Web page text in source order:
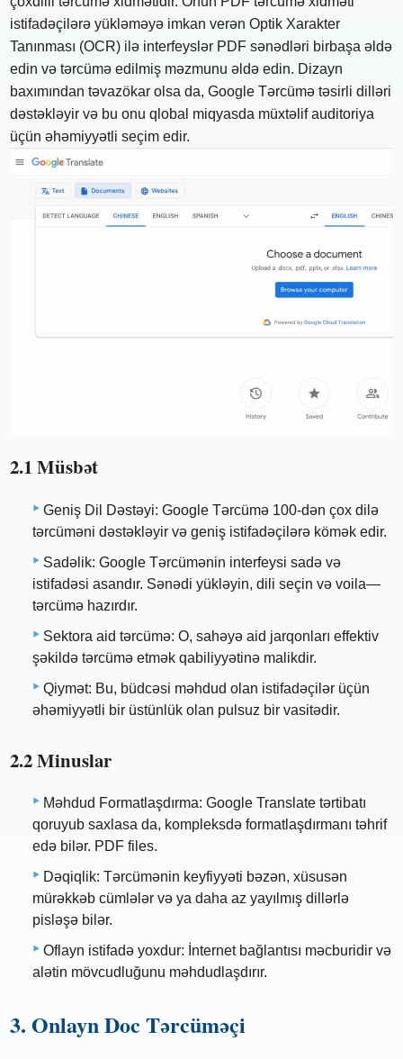
istifadəçilərə yükləməyə imkan verən Optik Xarakter
Tanınması (OCR) ilə interfeyslər PDF sənədləri birbaşa əldə
edin və tərcümə edilmiş məzmunu əldə edin. Dizayn
baxımından təvazökar olsa da, Google Tərcümə təsirli dilləri
dəstəkləyir və bu onu qlobal miqyasda müxtəlif auditoriya
üçün əhəmiyyətli seçim edir.
2.1 Müsbət
Geniş Dil Dəstəyi: Google Tərcümə 100-dən çox dilə
tərcüməni dəstəkləyir və geniş istifadəçilərə kömək edir.
Sadəlik: Google Tərcümənin interfeysi sadə və
istifadəsi asandır. Sənədi yükləyin, dili seçin və voila—
tərcümə hazırdır.
Sektora aid tərcümə: O, sahəyə aid jarqonları effektiv
şəkildə tərcümə etmək qabiliyyətinə malikdir.
Qiymət: Bu, büdcəsi məhdud olan istifadəçilər üçün
əhəmiyyətli bir üstünlük olan pulsuz bir vasitədir.
2.2 Minuslar
Məhdud Formatlaşdırma: Google Translate tərtibatı
qoruyub saxlasa da, kompleksdə formatlaşdırmanı təhrif
edə bilər. PDF files.
Dəqiqlik: Tərcümənin keyfiyyəti bəzən, xüsusən
mürəkkəb cümlələr və ya daha az yayılmış dillərlə
pisləşə bilər.
Oflayn istifadə yoxdur: İnternet bağlantısı məcburidir və
alətin mövcudluğunu məhdudlaşdırır.
3. Onlayn Doc Tərcüməçi